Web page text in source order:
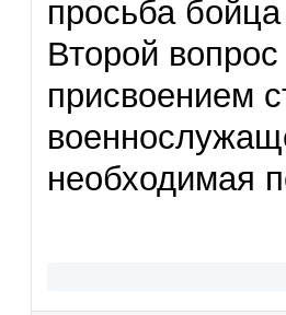
просьба
Второй
присвоением
необходимая